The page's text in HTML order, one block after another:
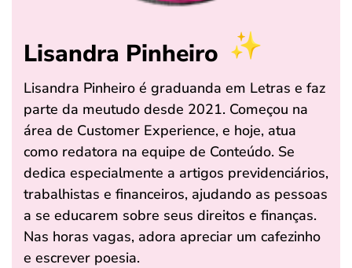
Lisandra Pinheiro
Lisandra Pinheiro é graduanda em Letras e faz
parte da meutudo desde 2021. Começou na
área de Customer Experience, e hoje, atua
como redatora na equipe de Conteúdo. Se
dedica especialmente a artigos previdenciários,
trabalhistas e financeiros, ajudando as pessoas
a se educarem sobre seus direitos e finanças.
Nas horas vagas, adora apreciar um cafezinho
e escrever poesia.